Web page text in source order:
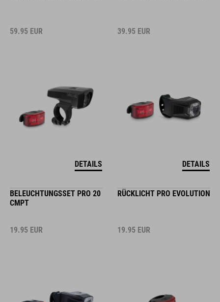
59.95 EUR
DETAILS
39.95 EUR
DETAILS
BELEUCHTUNGSSET PRO 20
CMPT
19.95 EUR
RÜCKLICHT PRO EVOLUTION
19.95 EUR